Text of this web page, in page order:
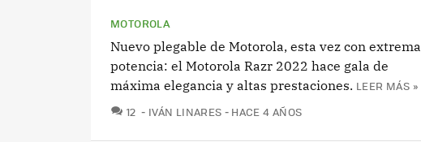
MOTOROLA
Nuevo plegable de Motorola, esta vez con extrema
potencia: el Motorola Razr 2022 hace gala de
máxima elegancia y altas prestaciones. LEER MÁS »
12 COMENTARIOS
IVÁN LINARES HACE 4 AÑOS